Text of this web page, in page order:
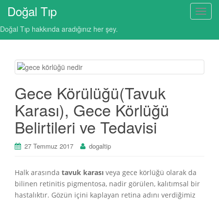
T
l
Doğal Tıp
Doğal Tıp hakkında aradığınız her şey.
Gece Körülüğü(Tavuk
Karası), Gece Körlüğü
Belirtileri ve Tedavisi
27 Temmuz 2017 dogaltip
Halk arasında tavuk karası veya gece körlüğü olarak da
bilinen retinitis pigmentosa, nadir görülen, kalıtımsal bir
hastalıktır. Gözün içini kaplayan retina adını verdiğimiz